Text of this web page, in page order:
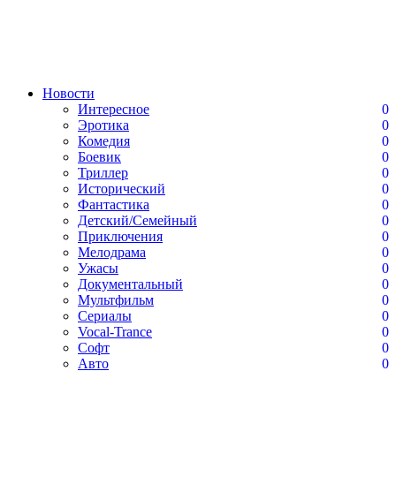
Новости
Интересное
0
Эротика
0
Комедия
0
Боевик
0
Триллер
0
Исторический
0
Фантастика
0
Детский/Семейный
0
Приключения
0
Мелодрама
0
Ужасы
0
Документальный
0
Мультфильм
0
Сериалы
0
Vocal-Trance
0
Софт
0
Авто
0